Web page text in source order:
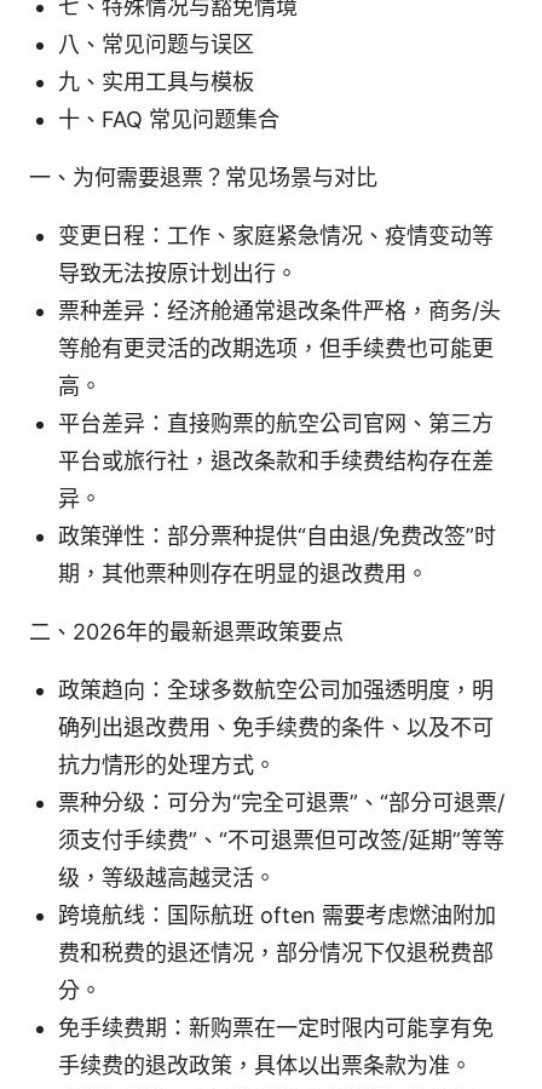
七、特殊情况与豁免情境
八、常见问题与误区
九、实用工具与模板
十、FAQ 常见问题集合
一、为何需要退票？常见场景与对比
变更日程：工作、家庭紧急情况、疫情变动等
导致无法按原计划出行。
票种差异：经济舱通常退改条件严格，商务/头
等舱有更灵活的改期选项，但手续费也可能更
高。
平台差异：直接购票的航空公司官网、第三方
平台或旅行社，退改条款和手续费结构存在差
异。
政策弹性：部分票种提供“自由退/免费改签”时
期，其他票种则存在明显的退改费用。
二、2026年的最新退票政策要点
政策趋向：全球多数航空公司加强透明度，明
确列出退改费用、免手续费的条件、以及不可
抗力情形的处理方式。
票种分级：可分为“完全可退票”、“部分可退票/
须支付手续费”、“不可退票但可改签/延期”等等
级，等级越高越灵活。
跨境航线：国际航班 often 需要考虑燃油附加
费和税费的退还情况，部分情况下仅退税费部
分。
免手续费期：新购票在一定时限内可能享有免
手续费的退改政策，具体以出票条款为准。